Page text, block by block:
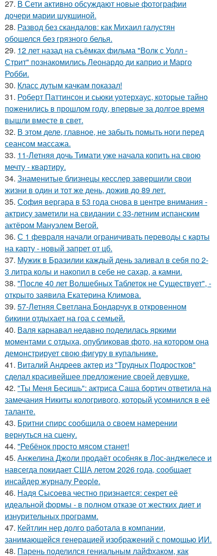
27. В Сети активно обсуждают новые фотографии
дочери марии шукшиной.
28. Развод без скандалов: как Михаил галустян
обошелся без грязного белья.
29. 12 лет назад на съёмках фильма "Волк с Уолл -
Стрит" познакомились Леонардо ди каприо и Марго
Робби.
30. Класс дутым качкам показал!
31. Роберт Паттинсон и сьюки уотерхаус, которые тайно
поженились в прошлом году, впервые за долгое время
вышли вместе в свет.
32. В этом деле, главное, не забыть помыть ноги перед
сеансом массажа.
33. 11-Летняя дочь Тимати уже начала копить на свою
мечту - квартиру.
34. Знаменитые близнецы кесслер завершили свои
жизни в один и тот же день, дожив до 89 лет.
35. София вергара в 53 года снова в центре внимания -
актрису заметили на свидании с 33-летним испанским
актёром Мануэлем Вегой.
36. С 1 февраля начали ограничивать переводы с карты
на карту - новый запрет от цб.
37. Мужик в Бразилии каждый день заливал в себя по 2-
3 литра колы и накопил в себе не сахар, а камни.
38. "После 40 лет Волшебных Таблеток не Существует", -
открыто заявила Екатерина Климова.
39. 57-Летняя Светлана Бондарчук в откровенном
бикини отдыхает на гоа с семьей.
40. Валя карнавал недавно поделилась яркими
моментами с отдыха, опубликовав фото, на котором она
демонстрирует свою фигуру в купальнике.
41. Виталий Андреев актер из "Трудных Подростков"
сделал красивейшее предложение своей девушке.
42. "Ты Меня Бесишь": актриса Саша бортич ответила на
замечания Никиты кологривого, который усомнился в её
таланте.
43. Бритни спирс сообщила о своем намерении
вернуться на сцену.
44. "Ребёнок просто мясом станет!
45. Анжелина Джоли продаёт особняк в Лос-анджелесе и
навсегда покидает США летом 2026 года, сообщает
инсайдер журналу People.
46. Надя Сысоева честно признается: секрет её
идеальной формы - в полном отказе от жестких диет и
изнурительных программ.
47. Кейтлин нер долго работала в компании,
занимающейся генерацией изображений с помощью ИИ.
48. Парень поделился гениальным лайфхаком, как